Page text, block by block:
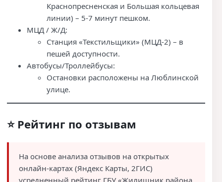
Краснопресненская и Большая кольцевая
линии) – 5-7 минут пешком.
МЦД / Ж/Д:
Станция «Текстильщики» (МЦД-2) – в
пешей доступности.
Автобусы/Троллейбусы:
Остановки расположены на Люблинской
улице.
⭐ Рейтинг по отзывам
На основе анализа отзывов на открытых
онлайн-картах (Яндекс Карты, 2ГИС)